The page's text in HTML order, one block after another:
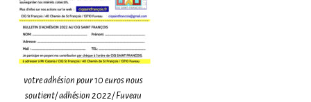
votre adhésion pour 10 euros nous
soutient/ adhésion 2022/ Fuveau